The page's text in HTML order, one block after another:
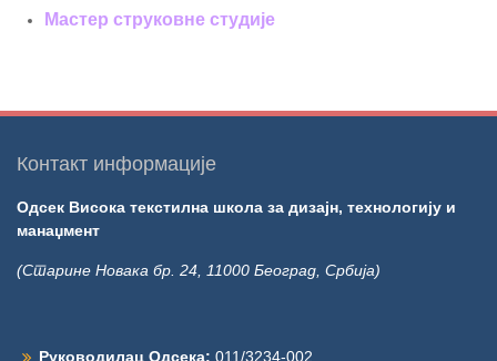
Мастер струковне студије
Контакт информације
Одсек Висока текстилна школа за дизајн, технологију и
манаџмент
(Старине Новака бр. 24, 11000 Београд, Србија)
Руководилац Одсека: 011/3234-002